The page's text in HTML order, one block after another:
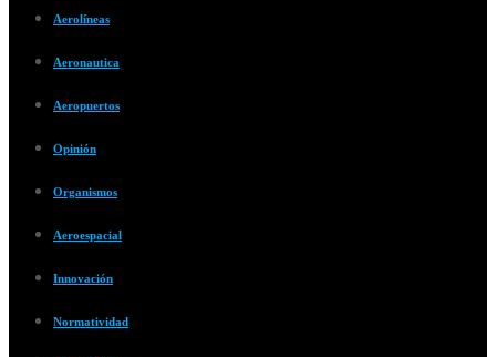
Aerolíneas
Aeronautica
Aeropuertos
Opinión
Organismos
Aeroespacial
Innovación
Normatividad